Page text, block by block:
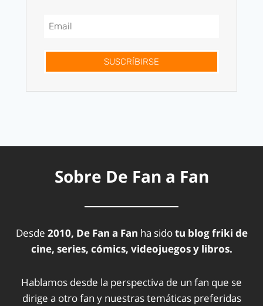
SUSCRÍBIRSE
Sobre De Fan a Fan
Desde 2010, De Fan a Fan ha sidotu blog friki de
cine, series, cómics, videojuegos y libros.
Hablamos desde la perspectiva de un fan que se
dirige a otro fan y nuestras temáticas preferidas